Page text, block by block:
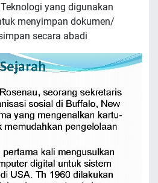
yang digunakan
menyimpan dokumen/
secara abadi